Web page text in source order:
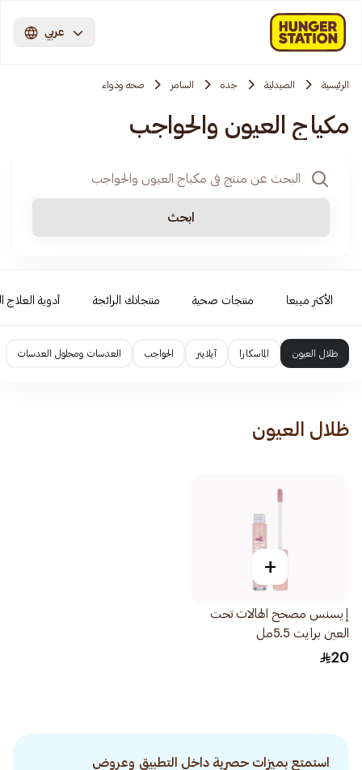
عربي
الرئيسية الصيدلية جده السامر صحه ودواء
مكياج العيون والحواجب
ابحث
الأكثر مبيعا منتجات صحية منتجاتك الرائجة أدوية العلاج
ظلال العيون الماسكارا آيلاينر الحواجب العدسات ومحلول العدسات
ظلال العيون
+
إيسنس مصحح الهالات تحت
العين برايت 5.5مل
20
استمتع بميزات حصرية داخل التطبيق وعروض